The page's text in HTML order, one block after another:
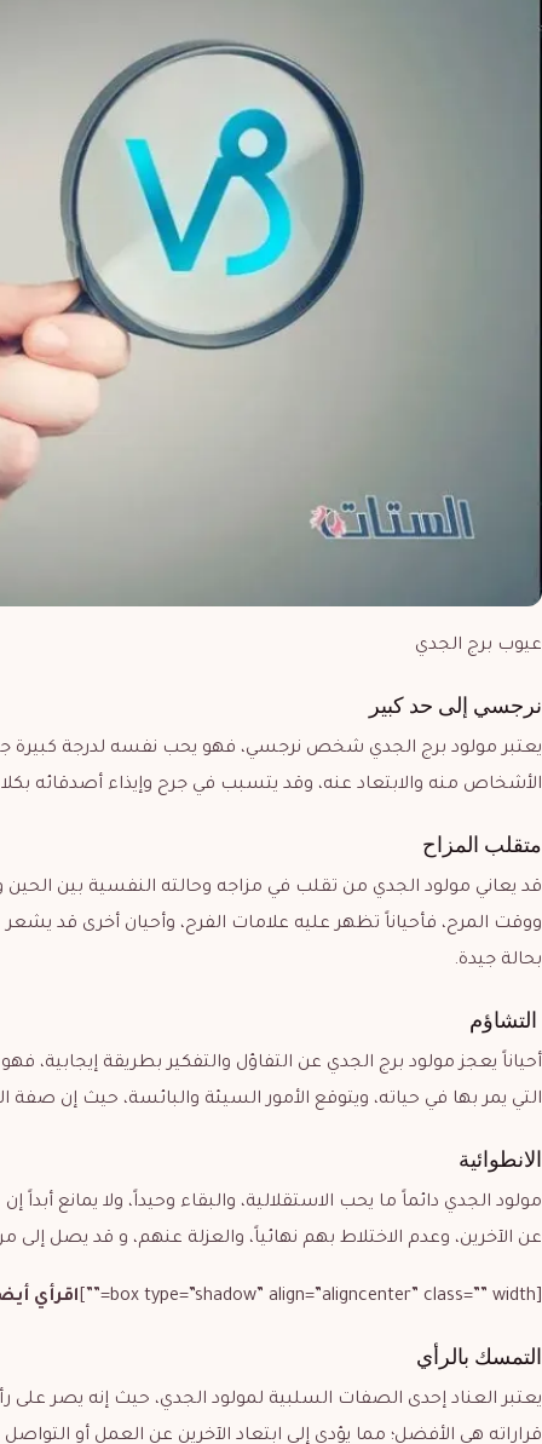
عيوب برج الجدي
نرجسي إلى حد كبير
يعتبر مولود برج الجدي شخص نرجسي، فهو يحب نفسه لدرجة كبيرة
الأشخاص منه والابتعاد عنه، وقد يتسبب في جرح وإيذاء أصدقائه
متقلب المزاح
قد يعاني مولود الجدي من تقلب في مزاجه وحالته النفسية بين الحين
ووقت المرح، فأحياناً تظهر عليه علامات الفرح، وأحيان أخرى قد يشعر
بحالة جيدة.
التشاؤم
أحياناً يعجز مولود برج الجدي عن التفاؤل والتفكير بطريقة
التي يمر بها في حياته، ويتوقع الأمور السيئة والبائسة، حيث
الانطوائية
مولود الجدي دائماً ما يحب الاستقلالية، والبقاء وحيداً، ولا يمانع
عن الآخرين، وعدم الاختلاط بهم نهائياً، والعزلة عنهم، و قد يصل
[box type=”shadow” align=”aligncenter” class=”” width=””] اقرأي
التمسك بالرأي
يعتبر العناد إحدى الصفات السلبية لمولود الجدي، حيث إنه يصر على
قراراته هي الأفضل؛ مما يؤدي إلى ابتعاد الآخرين عن العمل أو